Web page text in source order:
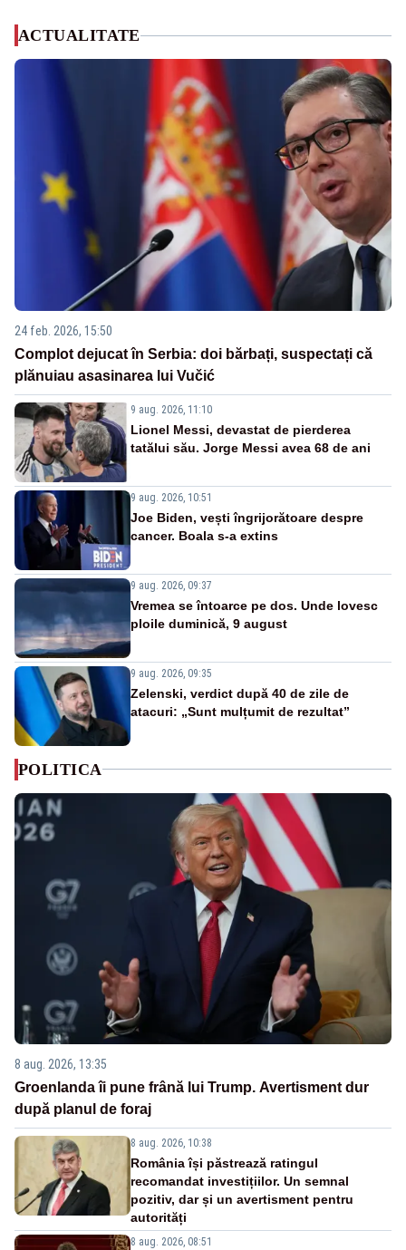
ACTUALITATE
24 feb. 2026, 15:50
Complot dejucat în Serbia: doi bărbați, suspectați că
plănuiau asasinarea lui Vučić
9 aug. 2026, 11:10
Lionel Messi, devastat de pierderea
tatălui său. Jorge Messi avea 68 de ani
9 aug. 2026, 10:51
Joe Biden, vești îngrijorătoare despre
cancer. Boala s-a extins
9 aug. 2026, 09:37
Vremea se întoarce pe dos. Unde lovesc
ploile duminică, 9 august
9 aug. 2026, 09:35
Zelenski, verdict după 40 de zile de
atacuri: „Sunt mulțumit de rezultat”
POLITICA
8 aug. 2026, 13:35
Groenlanda îi pune frână lui Trump. Avertisment dur
după planul de foraj
8 aug. 2026, 10:38
România își păstrează ratingul
recomandat investițiilor. Un semnal
pozitiv, dar și un avertisment pentru
autorități
8 aug. 2026, 08:51